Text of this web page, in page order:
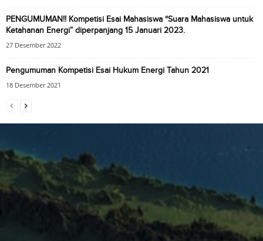
PENGUMUMAN!! Kompetisi Esai Mahasiswa “Suara Mahasiswa untuk
Ketahanan Energi” diperpanjang 15 Januari 2023.
27 Desember 2022
Pengumuman Kompetisi Esai Hukum Energi Tahun 2021
18 Desember 2021